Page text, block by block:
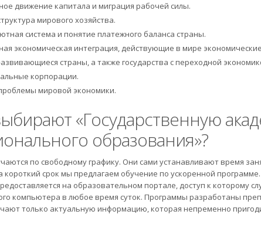
движение капитала и миграция рабочей силы.
мирового хозяйства.
система и понятие платежного баланса страны.
экономическая интеграция, действующие в мире
страны, а также государства с переходной
корпорации.
мировой экономики.
«Государственную
образования»?
по свободному графику. Они сами устанавливают время
короткий срок мы предлагаем обучение по ускоренной
на образовательном портале, доступ к которому
компьютера в любое время суток. Программы разработаны
только актуальную информацию, которая непременно